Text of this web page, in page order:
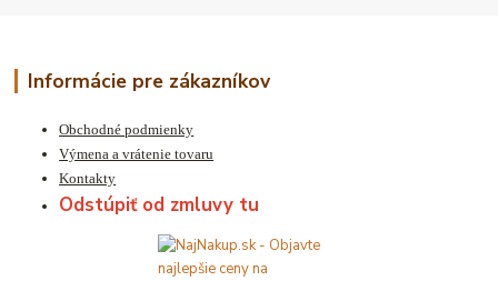
Informácie pre zákazníkov
Obchodné podmienky
Výmena a vrátenie tovaru
Kontakty
Odstúpiť od zmluvy tu